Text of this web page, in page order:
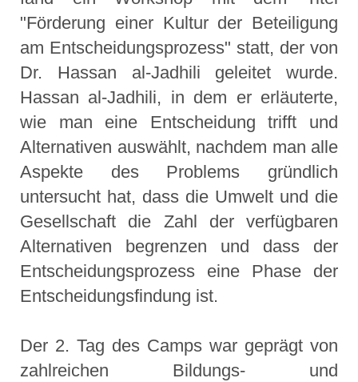
"Förderung einer Kultur der Beteiligung
am Entscheidungsprozess" statt, der von
Dr. Hassan al-Jadhili geleitet wurde.
Hassan al-Jadhili, in dem er erläuterte,
wie man eine Entscheidung trifft und
Alternativen auswählt, nachdem man alle
Aspekte des Problems gründlich
untersucht hat, dass die Umwelt und die
Gesellschaft die Zahl der verfügbaren
Alternativen begrenzen und dass der
Entscheidungsprozess eine Phase der
Entscheidungsfindung ist.
Der 2. Tag des Camps war geprägt von
zahlreichen Bildungs- und